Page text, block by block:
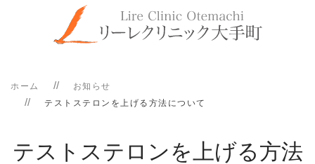
ホーム
お知らせ
テストステロンを上げる方法について
テストステロンを上げる方法